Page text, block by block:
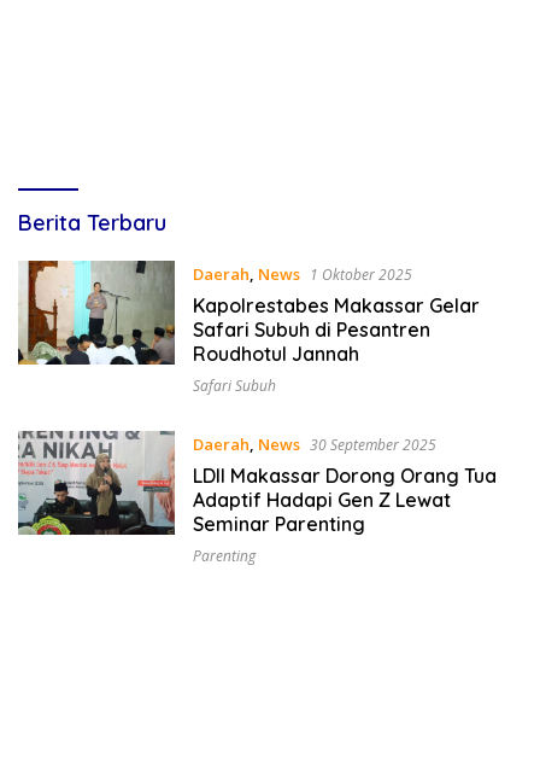
Lines
Berita Terbaru
Daerah, News 1 Oktober 2025
Kapolrestabes Makassar Gelar
Safari Subuh di Pesantren
Roudhotul Jannah
Safari Subuh
Daerah, News 30 September 2025
LDII Makassar Dorong Orang Tua
Adaptif Hadapi Gen Z Lewat
Seminar Parenting
Parenting